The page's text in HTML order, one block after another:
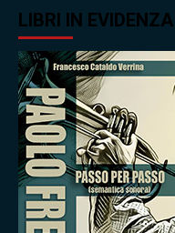
LIBRI IN EVIDENZA